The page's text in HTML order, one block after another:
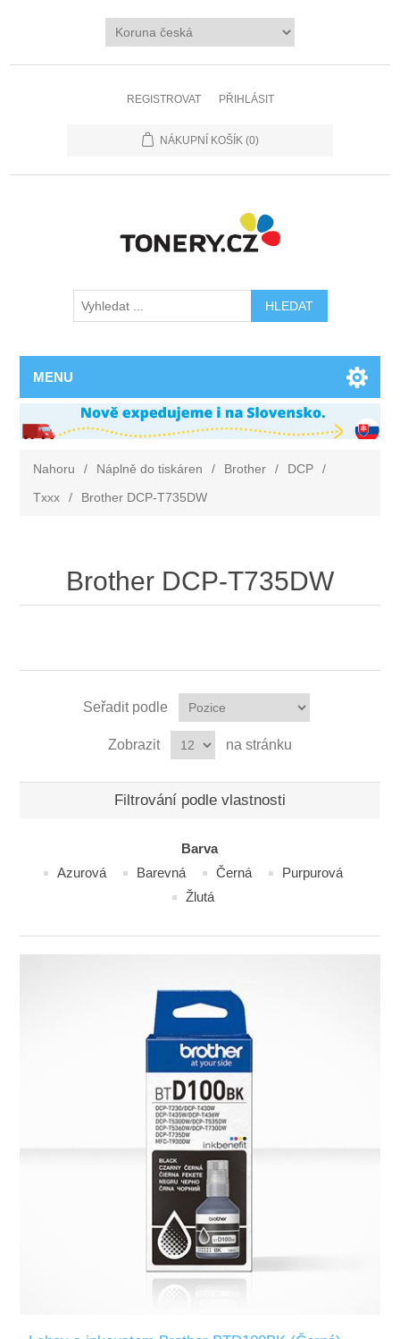
REGISTROVAT PŘIHLÁSIT
NÁKUPNÍ KOŠÍK (0)
MENU
Nahoru / Náplně do tiskáren / Brother / DCP
/
Txxx
/ Brother DCP-T735DW
Brother DCP-T735DW
Seřadit podle
Zobrazit na stránku
Filtrování podle vlastnosti
Barva
Azurová
Barevná Černá
Purpurová
Žlutá